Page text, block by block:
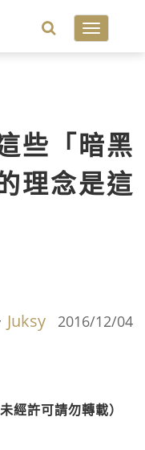
Toggle
些「暗黑
理念是這
Juksy 2016/12/04
經許可請勿轉載）